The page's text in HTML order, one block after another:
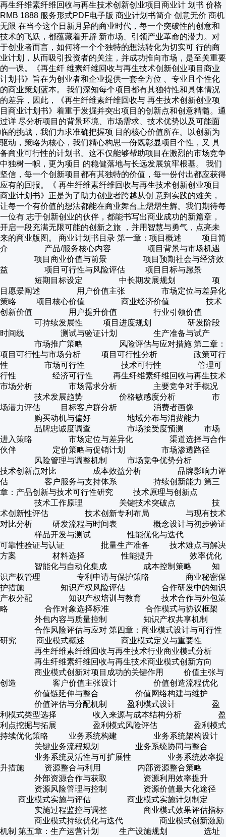
再生纤维素纤维回收与再生技术创新创业项目商业计 划书 价格
RMB 1888 服务形式PDF电子版 商业计划书简介 创意无价 商机
无限 在当今这个日新月异的商业时代，每一个突破性的创意和
技术的飞跃，都蕴藏着开辟 新市场、引领产业革命的潜力。对
于创业者而言，如何将一个个独特的想法转化为切实可 行的商
业计划，从而吸引投资者的关注，并成功推向市场，是至关重要
的一课。《再生纤 维素纤维回收与再生技术创新创业项目商业
计划书》旨在为创业者和企业提供一套全方位 、专业且个性化
的商业策划蓝本。 我们深知每个项目都有其独特性和具体情况
的差异，因此，《再生纤维素纤维回收与 再生技术创新创业项
目商业计划书》着重于发掘并突出项目的创新点和创意精髓。通
过详 尽分析项目的背景环境、市场需求、技术优势以及可能面
临的挑战，我们力求准确把握项 目的核心价值所在。以创新为
驱动，策略为核心，我们精心构思一份既彰显项目个性，又 具
备商业可行性的计划书。这不仅能够帮助项目在激烈的市场竞争
中独树一帜，更为项目 的稳健落地与长远发展筑牢根基。 我们
坚信，每一个创新项目都有其独特的价值，每一份付出都应获得
应有的回报。《 再生纤维素纤维回收与再生技术创新创业项目
商业计划书》正是为了助力创业者跨越从创 意到实践的难关，
让每一个有价值的想法都能在商业舞台上熠熠生辉。我们期待每
一位有 志于创新创业的伙伴，都能书写出商业成功的新篇章，
开启一段充满无限可能的创新之旅 ，并用智慧与勇气，点亮未
来的商业版图。 商业计划书目录 第一章：项目概述 项目简
介 产品/服务核心内容 项目背景与市场机遇
项目商业价值与前景 项目预期社会与经济效
益 项目可行性与风险评估 项目目标与愿景
短期目标设定 中长期发展规划 项
目愿景阐述 用户价值主张 市场定位与差异化
策略 项目核心价值 商业经济价值 技术
创新价值 用户提升价值 行业引领价值
可持续发展性 项目进度规划 研发阶段
时间线 测试与验证计划 生产准备与试产
市场推广策略 风险评估与应对措施 第二章：
项目可行性与市场分析 项目可行性分析 政策可行
性 市场可行性 技术可行性 管理可
行性 经济可行性 再生纤维素纤维回收与再生技术
市场分析 市场需求分析 主要竞争对手概况
技术发展趋势 价格敏感度分析 市
场潜力评估 目标客户群分析 消费者画像
购买动机与偏好 地域分布与消费能力
品牌忠诚度调查 市场接受度预测 市场
进入策略 市场定位与差异化 渠道选择与合作
伙伴 定价策略与促销计划 市场渗透路径
风险管理与调整机制 市场竞争优势分析
技术创新点对比 成本效益分析 品牌影响力评
估 客户服务与支持体系 持续创新能力 第三
章：产品创新与技术可行性研究 技术原理与创新点
技术工作原理 关键技术突破点 技
术创新性评估 技术创新专利布局 与现有技术
对比分析 研发流程与时间表 概念设计与初步验证
样品开发与测试 性能优化与迭代
可靠性验证与认证 批量生产准备 技术难点与解决
方案 材料选择 性能提升 效率优化
智能化与自动化集成 成本控制策略 知
识产权管理 专利申请与保护策略 商业秘密保
护措施 知识产权风险评估 合作研发中的知识
产权分配 知识产权培训与教育 技术合作与外包策
略 合作对象选择标准 合作模式与协议框架
外包内容与质量控制 知识产权共享机制
合作风险评估与应对 第四章：商业模式设计与可行性
研究 商业模式概述 商业模式定义与重要性
再生纤维素纤维回收与再生技术行业商业模式分析
再生纤维素纤维回收与再生技术商业模式创新方向
商业模式创新对项目成功的关键作用 价值主张与
创造 客户价值主张设计 价值创造流程优化
价值链延伸与整合 价值网络构建与维护
价值评估与分配机制 盈利模式设计 盈
利模式类型选择 收入来源与成本结构分析 盈
利点挖掘与拓展 盈利模式风险评估 盈利模式
持续优化策略 业务系统构建 业务系统架构设计
关键业务流程规划 业务系统协同与整合
业务系统灵活性与可扩展性 业务系统效率提
升措施 资源整合与利用 内部资源整合策略
外部资源合作与获取 资源利用效率提升
资源风险管理与控制 资源价值最大化途径
商业模式实施与评估 商业模式实施计划制定
实施过程监控与调整 商业模式效果评估指标
商业模式持续优化与迭代 商业模式创新激励
机制 第五章：生产运营计划 生产设施规划 选址